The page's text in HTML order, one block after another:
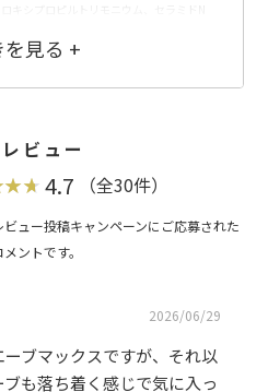
、バリン、アスパラギン酸Na、トレオニ
アラントイン、ジラウロイルグルタミン酸
２Na、ダイズステロール、マカデミアナ
リモニウムクロリド、ジステアリルジモニ
、シリカ、イソステアリン酸、ラウリン酸
、ラウレス-２３、ラウレス-４、PPG-７０
ウレス硫酸Na、ベヘニルアルコール、エ
ビュー
4.7 （全30件）
2026/06/29
ブマックスですが、それ以
も落ち着く感じで気に入っ